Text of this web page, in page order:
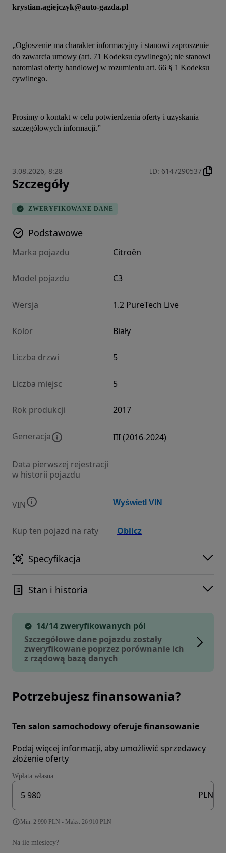
krystian.agiejczyk@auto-gazda.pl
„Ogłoszenie ma charakter informacyjny i stanowi zaproszenie
do zawarcia umowy (art. 71 Kodeksu cywilnego); nie stanowi
natomiast oferty handlowej w rozumieniu art. 66 § 1 Kodeksu
cywilnego.
Prosimy o kontakt w celu potwierdzenia oferty i uzyskania
szczegółowych informacji.”
3.08.2026, 8:28 ID: 6147290537
Szczegóły
ZWERYFIKOWANE DANE
Podstawowe
Marka pojazdu Citroën
Model pojazdu C3
Wersja 1.2 PureTech Live
Kolor Biały
Liczba drzwi 5
Liczba miejsc 5
Rok produkcji 2017
Generacja III (2016-2024)
Data pierwszej rejestracji
w historii pojazdu
VIN Wyświetl VIN
Kup ten pojazd na raty Oblicz
Specyfikacja
Stan i historia
14/14 zweryfikowanych pól
Szczegółowe dane pojazdu zostały
zweryfikowane poprzez porównanie ich
z rządową bazą danych
Potrzebujesz finansowania?
Ten salon samochodowy oferuje finansowanie
Podaj więcej informacji, aby umożliwić sprzedawcy
złożenie oferty
Wpłata własna
PLN
Min. 2 990 PLN - Maks. 26 910 PLN
Na ile miesięcy?